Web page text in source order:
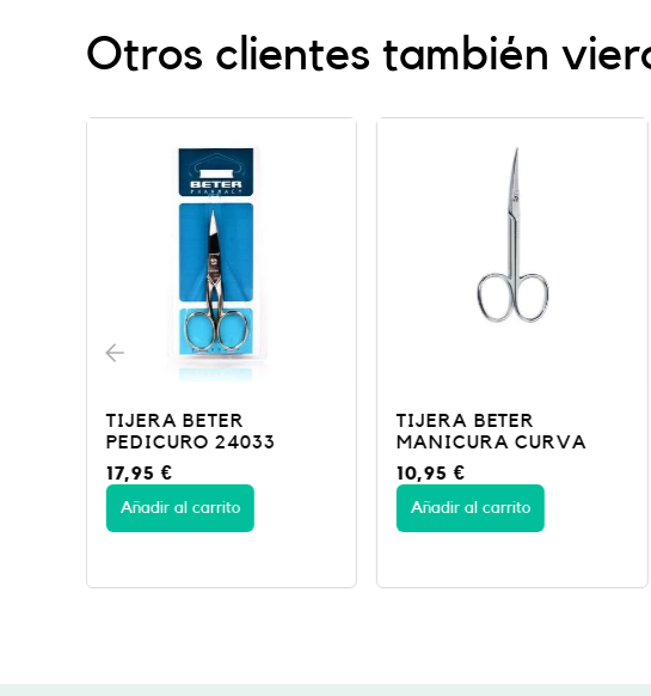
Otros clientes también
TIJERA BETER
PEDICURO 24033
17,95€
Añadir al carrito
TIJERA BETER
MANICURA CURVA
10,95€
Añadir al carrito